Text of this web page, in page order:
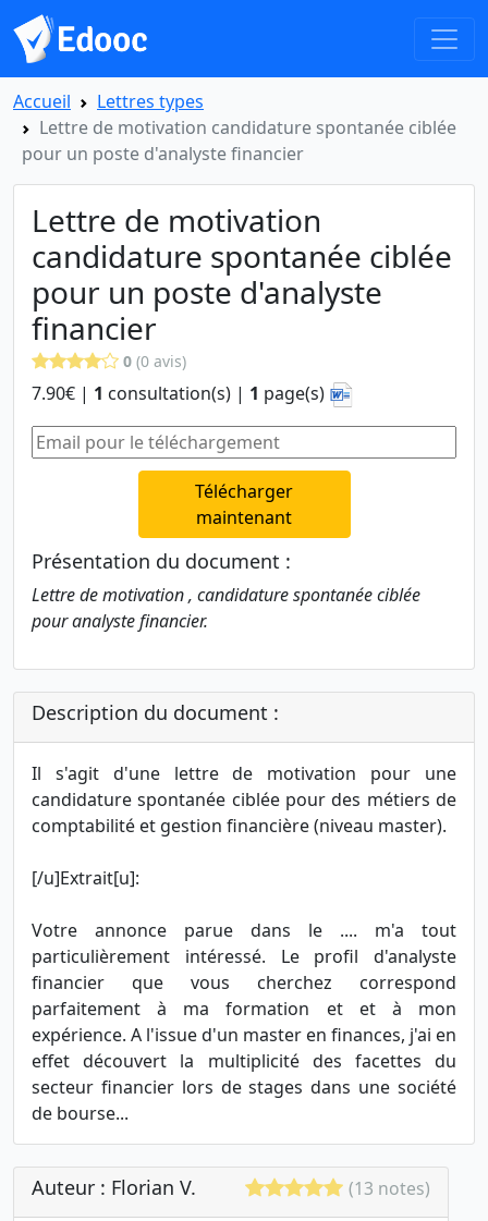
Accueil
Lettres types
Lettre de motivation candidature spontanée ciblée
pour un poste d'analyste financier
Lettre de motivation
candidature spontanée ciblée
pour un poste d'analyste
financier
0 (0 avis)
7.90€ | 1 consultation(s) | 1 page(s)
Télécharger
maintenant
Présentation du document :
Lettre de motivation , candidature spontanée ciblée
pour analyste financier.
Description du document :
Il s'agit d'une lettre de motivation pour une
candidature spontanée ciblée pour des métiers de
comptabilité et gestion financière (niveau master).
[/u]Extrait[u]:
Votre annonce parue dans le .... m'a tout
particulièrement intéressé. Le profil d'analyste
financier que vous cherchez correspond
parfaitement à ma formation et et à mon
expérience. A l'issue d'un master en finances, j'ai en
effet découvert la multiplicité des facettes du
secteur financier lors de stages dans une société
de bourse...
Auteur : Florian V. (13 notes)